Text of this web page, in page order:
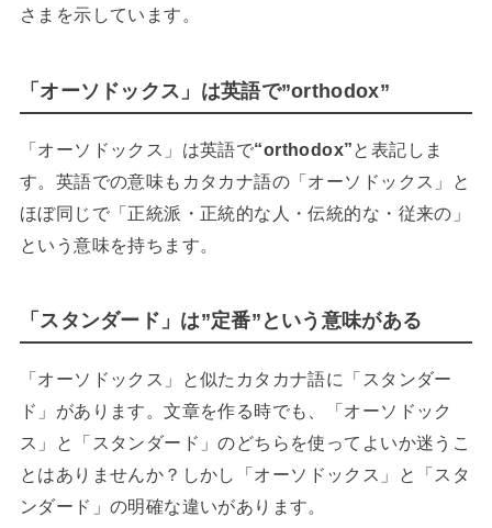
さまを示しています。
「オーソドックス」は英語で”orthodox”
「オーソドックス」は英語で“orthodox”と表記しま
す。英語での意味もカタカナ語の「オーソドックス」と
ほぼ同じで「正統派・正統的な人・伝統的な・従来の」
という意味を持ちます。
「スタンダード」は”定番”という意味がある
「オーソドックス」と似たカタカナ語に「スタンダー
ド」があります。文章を作る時でも、「オーソドック
ス」と「スタンダード」のどちらを使ってよいか迷うこ
とはありませんか？ しかし「オーソドックス」と「スタ
ンダード」の明確な違いがあります。